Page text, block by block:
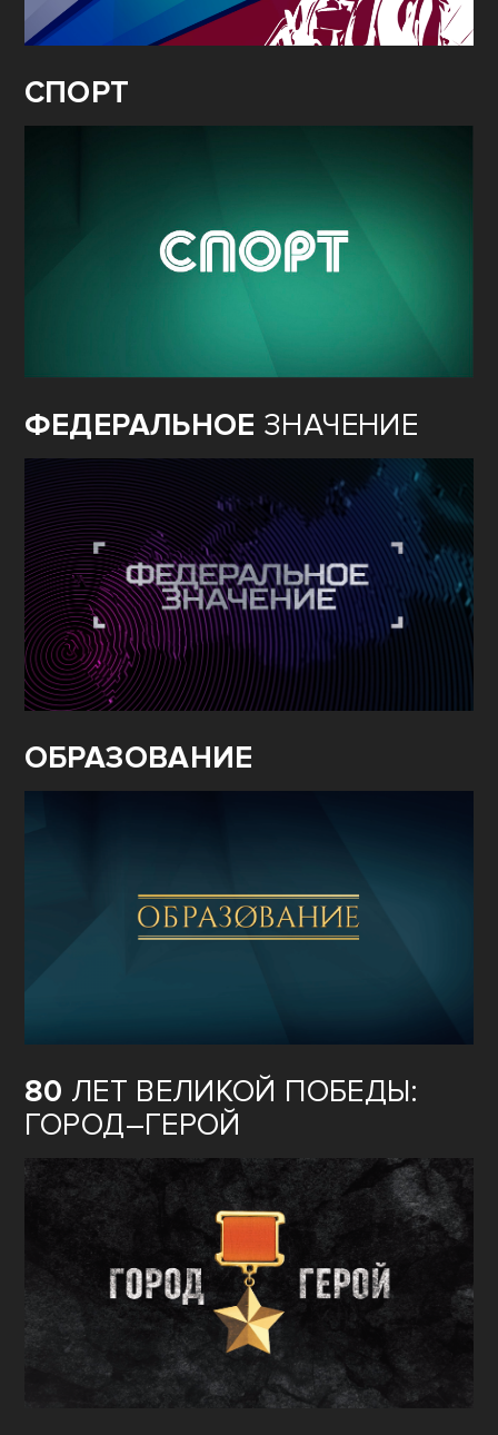
СПОРТ
ФЕДЕРАЛЬНОЕ ЗНАЧЕНИЕ
ОБРАЗОВАНИЕ
80 ЛЕТ ВЕЛИКОЙ ПОБЕДЫ:
ГОРОД–ГЕРОЙ